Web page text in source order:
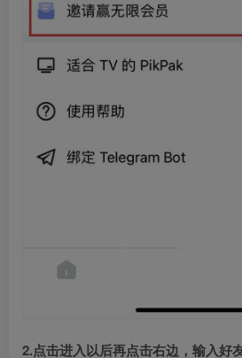
2.点击进入以后再点击右边，输入好